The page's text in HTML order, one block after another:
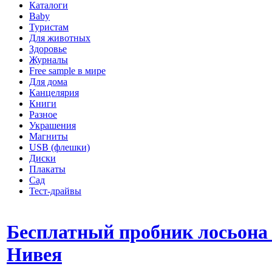
Каталоги
Baby
Туристам
Для животных
Здоровье
Журналы
Free sample в мире
Для дома
Канцелярия
Книги
Разное
Украшения
Магниты
USB (флешки)
Диски
Плакаты
Сад
Тест-драйвы
Бесплатный пробник лосьона
Нивея